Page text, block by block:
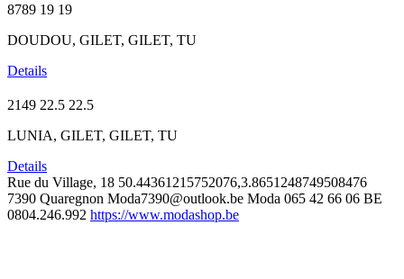
8789 19 19
DOUDOU, GILET, GILET, TU
Details
2149 22.5 22.5
LUNIA, GILET, GILET, TU
Details
Rue du Village, 18 50.44361215752076,3.8651248749508476
7390 Quaregnon Moda7390@outlook.be Moda 065 42 66 06 BE
0804.246.992 https://www.modashop.be